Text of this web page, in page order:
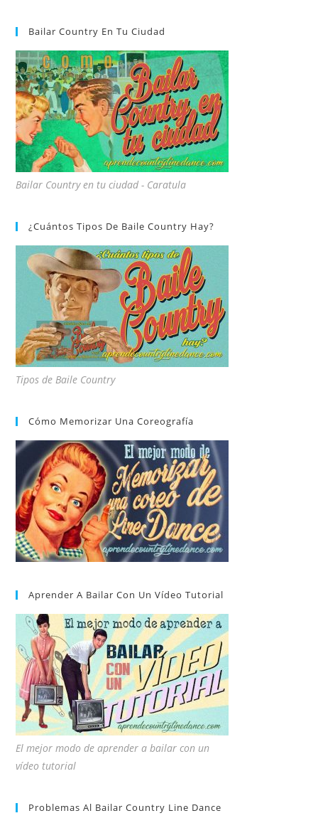
Bailar Country En Tu Ciudad
Bailar Country en tu ciudad - Caratula
¿Cuántos Tipos De Baile Country Hay?
Tipos de Baile Country
Cómo Memorizar Una Coreografía
Aprender A Bailar Con Un Vídeo Tutorial
El mejor modo de aprender a bailar con un
vídeo tutorial
Problemas Al Bailar Country Line Dance